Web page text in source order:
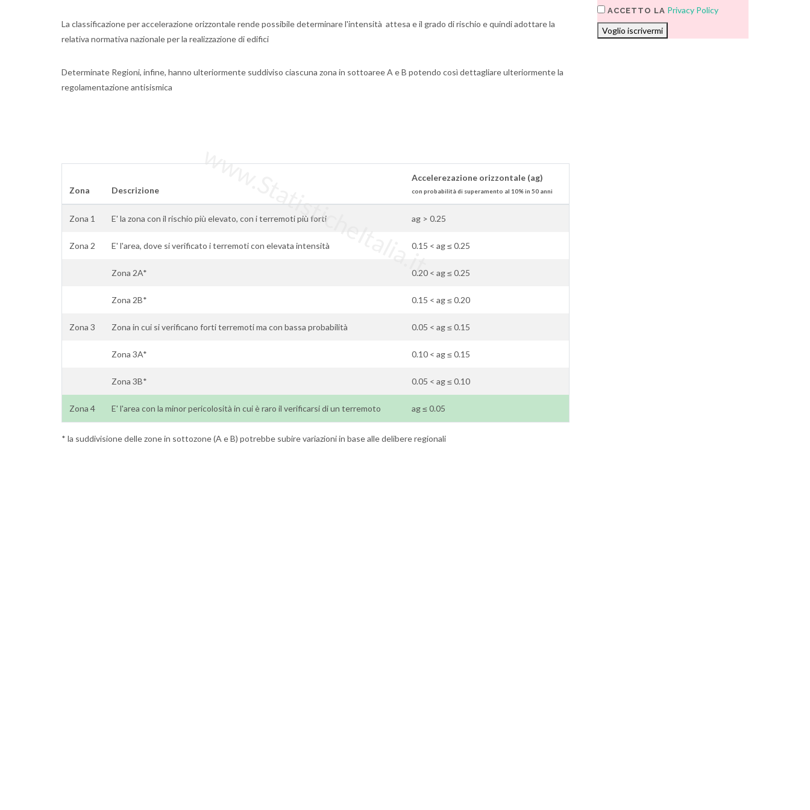
La classificazione per accelerazione orizzontale rende possibile determinare l'intensità attesa e il grado di rischio e quindi adottare la
relativa normativa nazionale per la realizzazione di edifici
Determinate Regioni, infine, hanno ulteriormente suddiviso ciascuna zona in sottoaree A e B potendo così dettagliare ulteriormente la
regolamentazione antisismica
Zona Descrizione
Accelerezazione orizzontale (ag)
con probabilità di superamento al 10% in 50 anni
Zona 1 E' la zona con il rischio più elevato, con i terremoti più forti ag > 0.25
Zona 2 E' l'area, dove si verificato i terremoti con elevata intensità 0.15 < ag ≤ 0.25
Zona 2A* 0.20 < ag ≤ 0.25
Zona 2B* 0.15 < ag ≤ 0.20
Zona 3 Zona in cui si verificano forti terremoti ma con bassa probabilità 0.05 < ag ≤ 0.15
Zona 3A* 0.10 < ag ≤ 0.15
Zona 3B* 0.05 < ag ≤ 0.10
Zona 4 E' l'area con la minor pericolosità in cui è raro il verificarsi di un terremoto ag ≤ 0.05
www.StatisticheItalia.it
* la suddivisione delle zone in sottozone (A e B) potrebbe subire variazioni in base alle delibere regionali
ACCETTO LA Privacy Policy
Voglio iscrivermi